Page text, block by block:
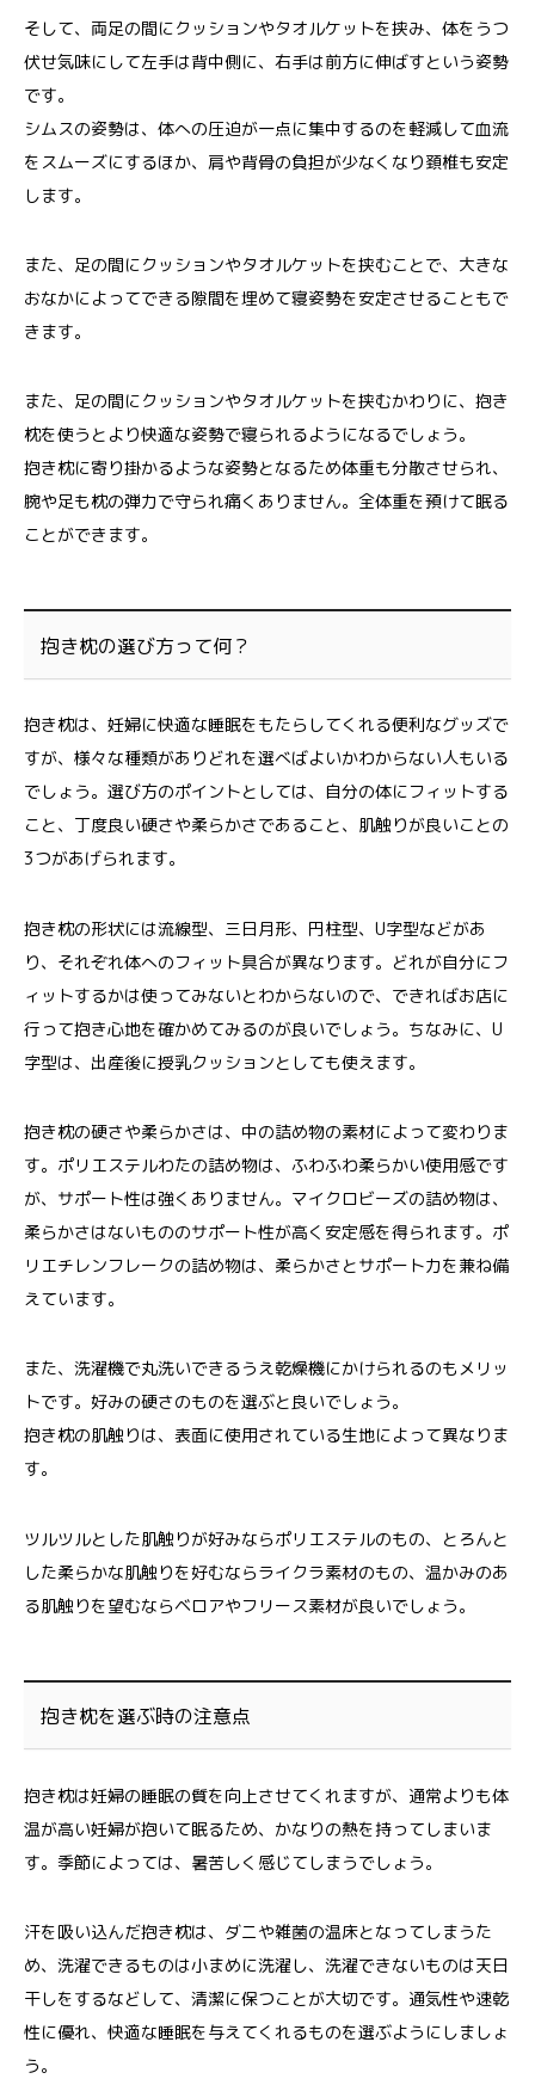
そして、両足の間にクッションやタオルケットを挟み、体をうつ
伏せ気味にして左手は背中側に、右手は前方に伸ばすという姿勢
です。
シムスの姿勢は、体への圧迫が一点に集中するのを軽減して血流
をスムーズにするほか、肩や背骨の負担が少なくなり頚椎も安定
します。
また、足の間にクッションやタオルケットを挟むことで、大きな
おなかによってできる隙間を埋めて寝姿勢を安定させることもで
きます。
また、足の間にクッションやタオルケットを挟むかわりに、抱き
枕を使うとより快適な姿勢で寝られるようになるでしょう。
抱き枕に寄り掛かるような姿勢となるため体重も分散させられ、
腕や足も枕の弾力で守られ痛くありません。全体重を預けて眠る
ことができます。
抱き枕の選び方って何？
抱き枕は、妊婦に快適な睡眠をもたらしてくれる便利なグッズで
すが、様々な種類がありどれを選べばよいかわからない人もいる
でしょう。選び方のポイントとしては、自分の体にフィットする
こと、丁度良い硬さや柔らかさであること、肌触りが良いことの
3つがあげられます。
抱き枕の形状には流線型、三日月形、円柱型、U字型などがあ
り、それぞれ体へのフィット具合が異なります。どれが自分にフ
ィットするかは使ってみないとわからないので、できればお店に
行って抱き心地を確かめてみるのが良いでしょう。ちなみに、U
字型は、出産後に授乳クッションとしても使えます。
抱き枕の硬さや柔らかさは、中の詰め物の素材によって変わりま
す。ポリエステルわたの詰め物は、ふわふわ柔らかい使用感です
が、サポート性は強くありません。マイクロビーズの詰め物は、
柔らかさはないもののサポート性が高く安定感を得られます。ポ
リエチレンフレークの詰め物は、柔らかさとサポート力を兼ね備
えています。
また、洗濯機で丸洗いできるうえ乾燥機にかけられるのもメリッ
トです。好みの硬さのものを選ぶと良いでしょう。
抱き枕の肌触りは、表面に使用されている生地によって異なりま
す。
ツルツルとした肌触りが好みならポリエステルのもの、とろんと
した柔らかな肌触りを好むならライクラ素材のもの、温かみのあ
る肌触りを望むならベロアやフリース素材が良いでしょう。
抱き枕を選ぶ時の注意点
抱き枕は妊婦の睡眠の質を向上させてくれますが、通常よりも体
温が高い妊婦が抱いて眠るため、かなりの熱を持ってしまいま
す。季節によっては、暑苦しく感じてしまうでしょう。
汗を吸い込んだ抱き枕は、ダニや雑菌の温床となってしまうた
め、洗濯できるものは小まめに洗濯し、洗濯できないものは天日
干しをするなどして、清潔に保つことが大切です。通気性や速乾
性に優れ、快適な睡眠を与えてくれるものを選ぶようにしましょ
う。